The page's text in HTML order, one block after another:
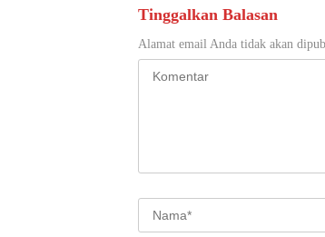
Tinggalkan Balasan
Alamat email Anda tidak akan